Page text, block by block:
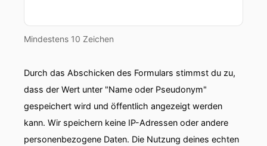
Mindestens 10 Zeichen
Durch das Abschicken des Formulars stimmst du zu,
dass der Wert unter "Name oder Pseudonym"
gespeichert wird und öffentlich angezeigt werden
kann. Wir speichern keine IP-Adressen oder andere
personenbezogene Daten. Die Nutzung deines echten